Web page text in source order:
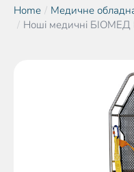
You are here:
Home Медичне
Ноші медичні БІОМЕД